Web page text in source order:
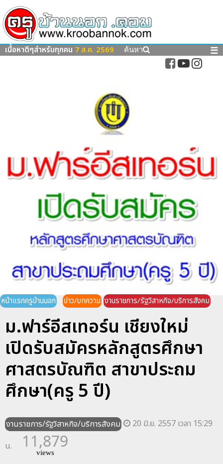
เนื้อหาดีๆสำหรับทุกคน 7 ส.ค. 2569 ค้นหา ☰
หน้าแรกครูบ้านนอก ข่าว/บทความ งานราชการ/รัฐวิสาหกิจ/บริการสังคม
ม.ฟาร์อีสเทอร์น เชียงใหม่
เปิดรับสมัครหลักสูตรศึกษา
ศาสตรบัณฑิต สาขาประถม
ศึกษา(ครู 5 ปี)
งานราชการ/รัฐวิสาหกิจ/บริการสังคม
20 มิ.ย. 2557 เวลา 15:29
น.
11,879
views